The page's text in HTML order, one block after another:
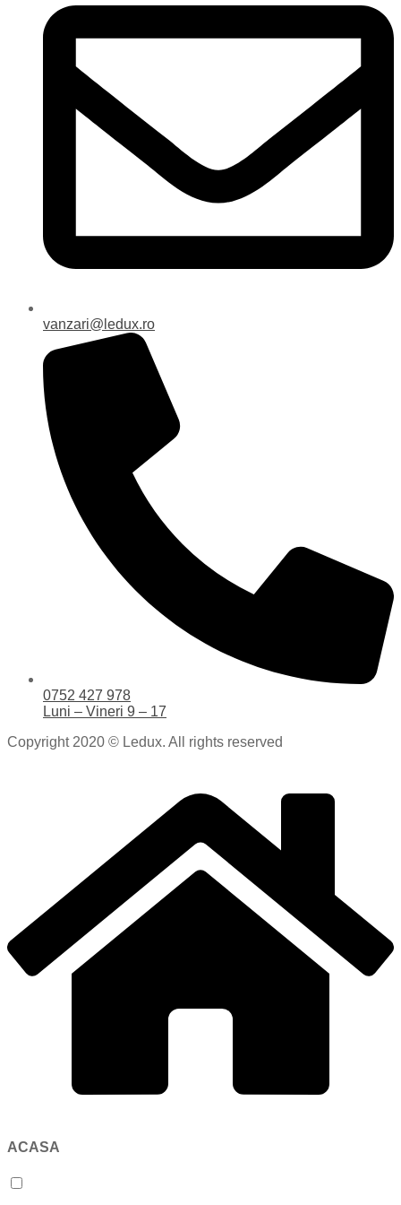
vanzari@ledux.ro
0752 427 978
Luni – Vineri 9 – 17
Copyright 2020 © Ledux. All rights reserved
ACASA